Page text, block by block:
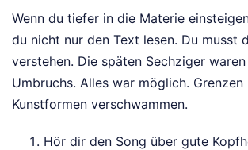
Wenn du tiefer in die Materie
du nicht nur den Text lesen. Du musst
verstehen. Die späten Sechziger
Umbruchs. Alles war möglich. Grenzen
Kunstformen verschwammen.
Hör dir den Song über gute